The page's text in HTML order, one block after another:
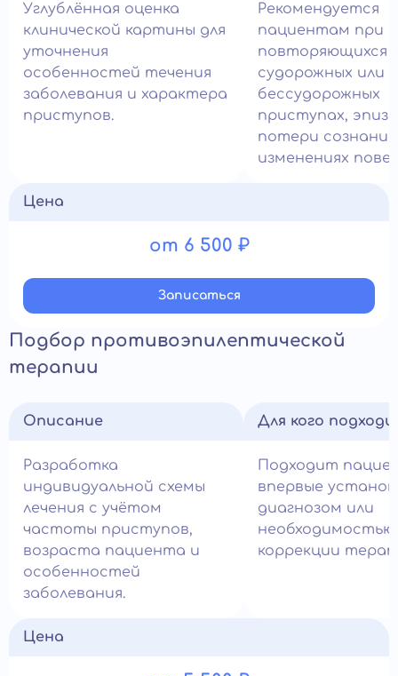
Углублённая оценка
клинической картины для
уточнения
особенностей течения
заболевания и характера
приступов.
Рекомендуется
пациентам при
повторяющихся
судорожных или
бессудорожных
приступах,
потери
изменениях
Цена
от 6 500 ₽
Записатьcя
Подбор противоэпилептической
терапии
Описание
Разработка
индивидуальной схемы
лечения с учётом
частоты приступов,
возраста пациента и
особенностей
заболевания.
Для кого
Подходит
впервые
диагнозом или
необходимостью
коррекции
Цена